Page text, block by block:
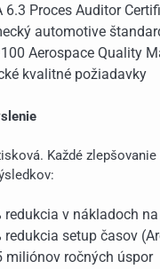
6.3 Proces Auditor
automotive
Aerospace Quality
kvalitné požiadavky
Každé
redukcia v nákladoch
redukcia setup časov
miliónov ročných úspor